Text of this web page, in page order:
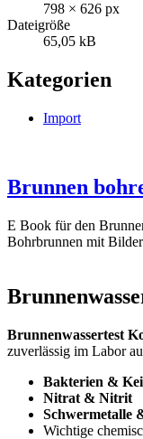
798 × 626 px
Dateigröße
65,05 kB
Kategorien
Import
Brunnen
E Book für den
Bohrbrunnen mit
Brunnenwassertest
zuverlässig im Labor
Bakterien &
Nitrat & Nitrit
Schwermetalle
Wichtige